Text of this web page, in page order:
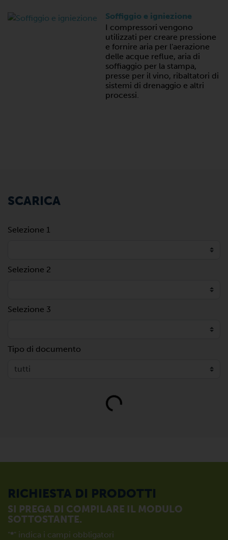
Soffiggio e igniezione
I compressori vengono
utilizzati per creare pressione
e fornire aria per l'aerazione
delle acque reflue, aria di
soffiaggio per la stampa,
presse per il vino, ribaltatori di
sistemi di drenaggio e altri
processi.
SCARICA
Selezione 1
Selezione 2
Selezione 3
Tipo di documento
Loading...
RICHIESTA DI PRODOTTI
SI PREGA DI COMPILARE IL MODULO
SOTTOSTANTE.
"*" indica i campi obbligatori